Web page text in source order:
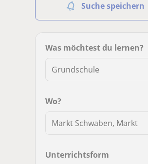
Suche speichern
Was möchtest du lernen?
Wo?
Unterrichtsform